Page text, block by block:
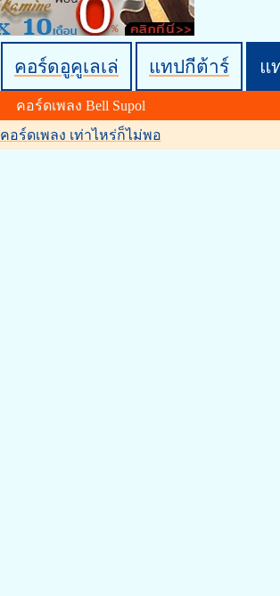
คอร์ดอูคูเลเล่ แทปกีต้าร์ แ
คอร์ดเพลง Bell Supol
คอร์ดเพลง เท่าไหร่ก็ไม่พอ